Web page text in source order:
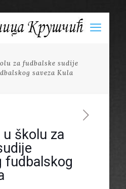
za fudbalske sudije
saveza Kula
školu za
fudbalskog